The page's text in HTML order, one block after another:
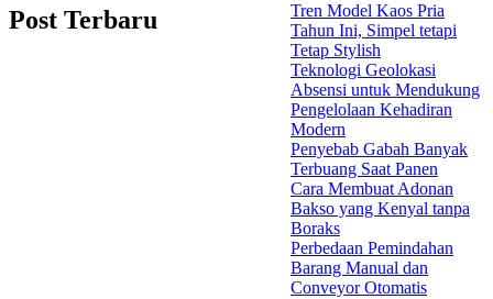
Post Terbaru
Tren Model Kaos Pria
Tahun Ini, Simpel tetapi
Tetap Stylish
Teknologi Geolokasi
Absensi untuk Mendukung
Pengelolaan Kehadiran
Modern
Penyebab Gabah Banyak
Terbuang Saat Panen
Cara Membuat Adonan
Bakso yang Kenyal tanpa
Boraks
Perbedaan Pemindahan
Barang Manual dan
Conveyor Otomatis